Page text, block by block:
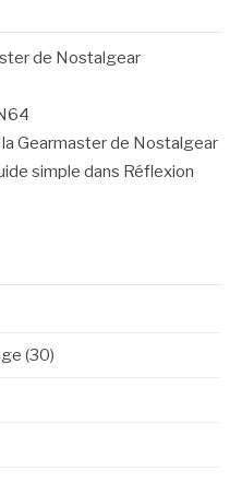
de Nostalgear
Gearmaster de Nostalgear
simple dans Réflexion
(30)